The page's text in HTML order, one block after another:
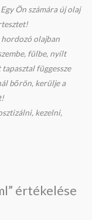
Ön számára új olaj
hordozó olajban
fülbe, nyílt
függessze
bőrön, kerülje a
kezelni,
értékelése